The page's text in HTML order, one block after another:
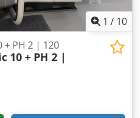
1 / 10
+ PH 2 | 120
10 + PH 2 |